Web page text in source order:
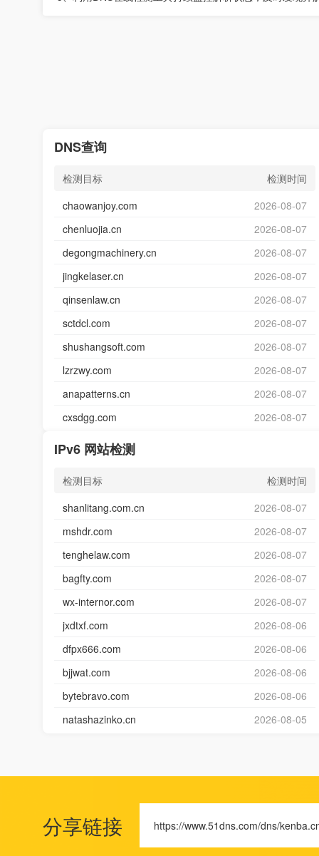
DNS查询
检测目标
检测时间
chaowanjoy.com
2026-08-07
chenluojia.cn
2026-08-07
degongmachinery.cn
2026-08-07
jingkelaser.cn
2026-08-07
qinsenlaw.cn
2026-08-07
sctdcl.com
2026-08-07
shushangsoft.com
2026-08-07
lzrzwy.com
2026-08-07
anapatterns.cn
2026-08-07
cxsdgg.com
2026-08-07
IPv6 网站检测
检测目标
检测时间
shanlitang.com.cn
2026-08-07
mshdr.com
2026-08-07
tenghelaw.com
2026-08-07
bagfty.com
2026-08-07
wx-internor.com
2026-08-07
jxdtxf.com
2026-08-06
dfpx666.com
2026-08-06
bjjwat.com
2026-08-06
bytebravo.com
2026-08-06
natashazinko.cn
2026-08-05
分享链接 https://www.51dns.com/dns/